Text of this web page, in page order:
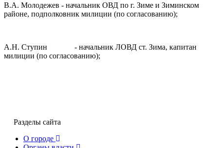
В.А. Молодежев - начальник ОВД по г. Зиме и Зиминском
районе, подполковник милиции (по согласованию);
А.Н. Ступин - начальник ЛОВД ст. Зима, капитан
милиции (по согласованию);
Разделы сайта
О городе